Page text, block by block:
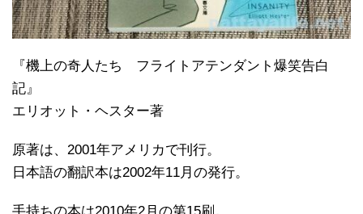
『機上の奇人たち フライトアテンダント爆笑告白
記』
エリオット・ヘスター著
原著は、2001年アメリカで刊行。
日本語の翻訳本は2002年11月の発行。